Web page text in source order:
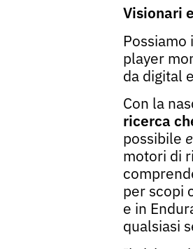
Visionari
player
da digital
Con la
ricerca
possibile
motori di
per scopi
e in
qualsiasi